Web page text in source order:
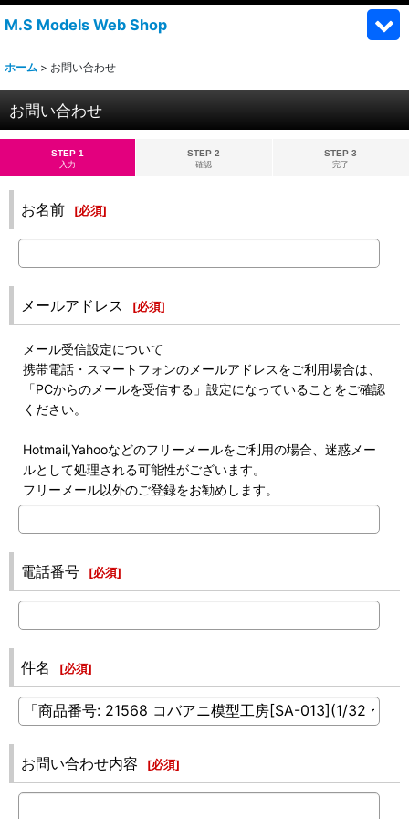
M.S Models Web Shop
ホーム > お問い合わせ
お問い合わせ
STEP 1
入力
STEP 2
確認
STEP 3
完了
お名前 [必須]
メールアドレス [必須]
メール受信設定について
携帯電話・スマートフォンのメールアドレスをご利用場合は、
「PCからのメールを受信する」設定になっていることをご確認
ください。
Hotmail,Yahooなどのフリーメールをご利用の場合、迷惑メー
ルとして処理される可能性がございます。
フリーメール以外のご登録をお勧めします。
電話番号 [必須]
件名 [必須]
お問い合わせ内容 [必須]